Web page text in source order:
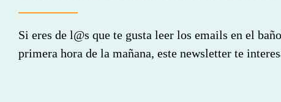
Si eres de l@s que te gusta leer los emails en el
primera hora de la mañana, este newsletter te